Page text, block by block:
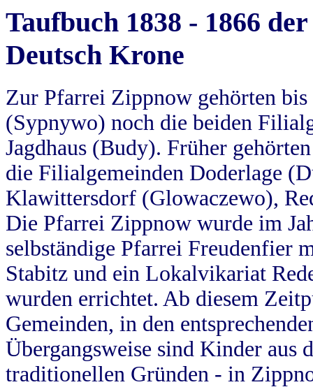
Taufbuch 1838 - 1866
Deutsch Krone
Zur Pfarrei Zippnow gehörten
(Sypnywo) noch die beiden
Jagdhaus (Budy). Früher
die Filialgemeinden Doderlage
Klawittersdorf (Glowaczewo),
Die Pfarrei Zippnow wurde im
selbständige Pfarrei Freudenfier
Stabitz und ein Lokalvikariat
wurden errichtet. Ab diesem
Gemeinden, in den
Übergangsweise sind Kinder aus
traditionellen Gründen - in